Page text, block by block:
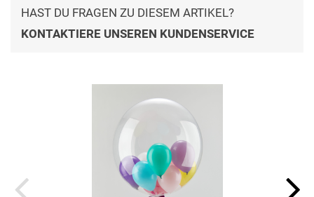
HAST DU FRAGEN ZU DIESEM ARTIKEL?
KONTAKTIERE UNSEREN KUNDENSERVICE